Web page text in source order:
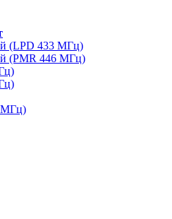
(LPD 433 МГц)
(PMR 446 МГц)
МГц)